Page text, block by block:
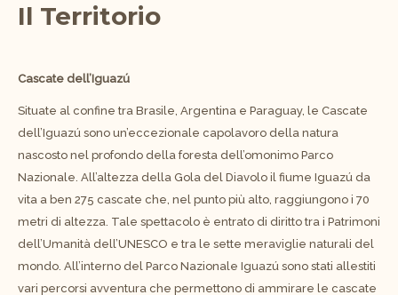
Il Territorio
Cascate dell’Iguazú
Situate al confine tra Brasile, Argentina e Paraguay, le Cascate
dell’Iguazú sono un’eccezionale capolavoro della natura
nascosto nel profondo della foresta dell’omonimo Parco
Nazionale. All’altezza della Gola del Diavolo il fiume Iguazú da
vita a ben 275 cascate che, nel punto più alto, raggiungono i 70
metri di altezza. Tale spettacolo è entrato di diritto tra i Patrimoni
dell’Umanità dell’UNESCO e tra le sette meraviglie naturali del
mondo. All’interno del Parco Nazionale Iguazú sono stati allestiti
vari percorsi avventura che permettono di ammirare le cascate